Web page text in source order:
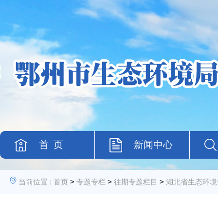
首 页 新闻中心
当前位置 : 首页 > 专题专栏 > 往期专题栏目 > 湖北省生态环